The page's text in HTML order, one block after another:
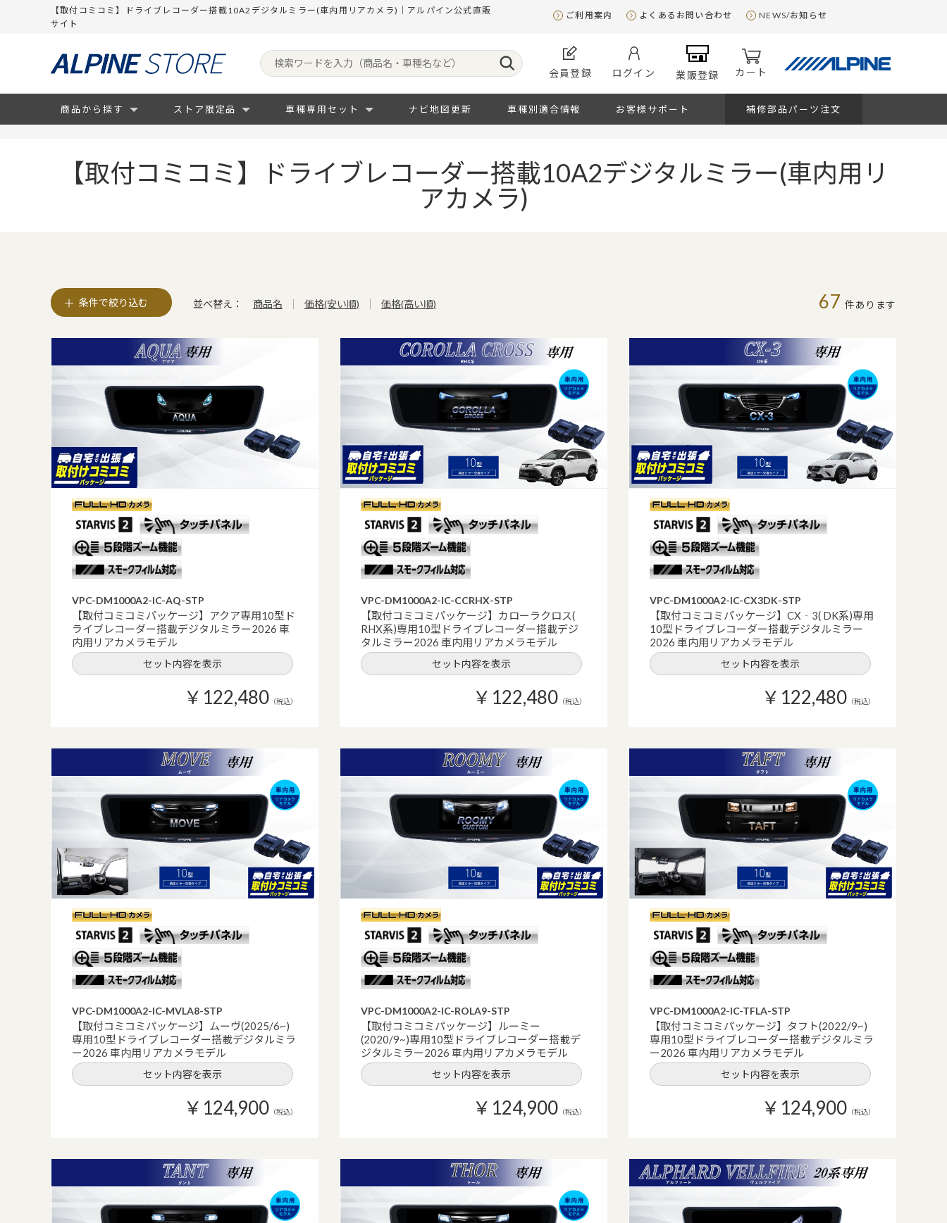
【取付コミコミ】ドライブレコーダー搭載10A2デジタルミラー(車内用リアカメラ)｜アルパイン公式直販
サイト
ご利用案内 よくあるお問い合わせ NEWS/お知らせ
会員登録 ログイン 業販登録 カート
商品から探す ストア限定品 車種専用セット ナビ地図更新 車種別適合情報 お客様サポート 補修部品パーツ注文
【取付コミコミ】ドライブレコーダー搭載10A2デジタルミラー(車内用リ
アカメラ)
条件で絞り込む 並べ替え： 商品名 価格(安い順) 価格(高い順) 67 件あります
VPC-DM1000A2-IC-AQ-STP
【取付コミコミパッケージ】アクア専用10型ド
ライブレコーダー搭載デジタルミラー2026 車
内用リアカメラモデル
セット内容を表示
￥122,480 （税込）
VPC-DM1000A2-IC-CCRHX-STP
【取付コミコミパッケージ】カローラクロス(
RHX系)専用10型ドライブレコーダー搭載デジ
タルミラー2026 車内用リアカメラモデル
セット内容を表示
￥122,480 （税込）
VPC-DM1000A2-IC-CX3DK-STP
【取付コミコミパッケージ】CX‐3( DK系)専用
10型ドライブレコーダー搭載デジタルミラー
2026 車内用リアカメラモデル
セット内容を表示
￥122,480 （税込）
VPC-DM1000A2-IC-MVLA8-STP
【取付コミコミパッケージ】ムーヴ(2025/6~)
専用10型ドライブレコーダー搭載デジタルミラ
ー2026 車内用リアカメラモデル
セット内容を表示
￥124,900 （税込）
VPC-DM1000A2-IC-ROLA9-STP
【取付コミコミパッケージ】ルーミー
(2020/9~)専用10型ドライブレコーダー搭載デ
ジタルミラー2026 車内用リアカメラモデル
セット内容を表示
￥124,900 （税込）
VPC-DM1000A2-IC-TFLA-STP
【取付コミコミパッケージ】タフト(2022/9~)
専用10型ドライブレコーダー搭載デジタルミラ
ー2026 車内用リアカメラモデル
セット内容を表示
￥124,900 （税込）